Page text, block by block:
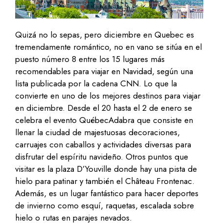
Quizá no lo sepas, pero diciembre en Quebec es
tremendamente romántico, no en vano se sitúa en el
puesto número 8 entre los 15 lugares más
recomendables para viajar en Navidad, según una
lista publicada por la cadena CNN. Lo que la
convierte en uno de los mejores destinos para viajar
en diciembre. Desde el 20 hasta el 2 de enero se
celebra el evento QuébecAdabra que consiste en
llenar la ciudad de majestuosas decoraciones,
carruajes con caballos y actividades diversas para
disfrutar del espíritu navideño. Otros puntos que
visitar es la plaza D’Youville donde hay una pista de
hielo para patinar y también el Château Frontenac.
Además, es un lugar fantástico para hacer deportes
de invierno como esquí, raquetas, escalada sobre
hielo o rutas en parajes nevados.